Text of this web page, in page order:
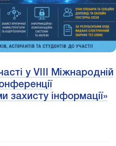
у VIII Міжнародній
захисту інформації»